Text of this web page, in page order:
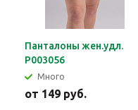
Панталоны жен.удл.
Р003056
Много
от 149 руб.